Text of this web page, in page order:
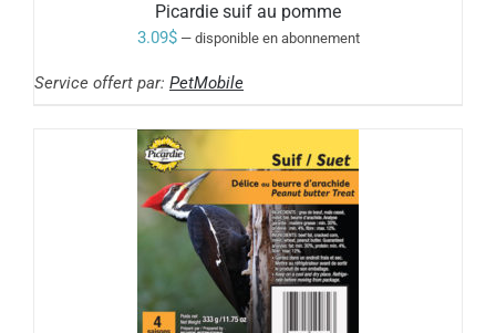
Picardie suif au pomme
3.09$ —disponible en abonnement
Service offert par: PetMobile